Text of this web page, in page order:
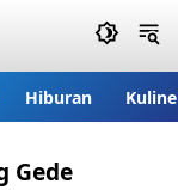
Hiburan
Gede